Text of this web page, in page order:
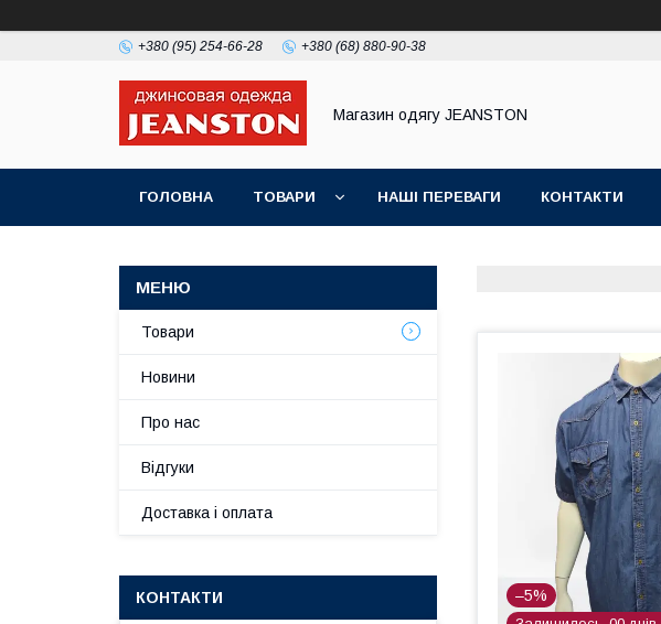
+380 (95) 254-66-28 +380 (68) 880-90-38
Магазин одягу JEANSTON
ГОЛОВНА ТОВАРИ НАШІ ПЕРЕВАГИ КОНТАКТИ
–5%
Товари
Новини
Про нас
Відгуки
Доставка і оплата
КОНТАКТИ